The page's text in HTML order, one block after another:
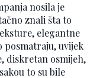
nosila je
znali šta to
elegantne
posmatraju, uvijek
diskretan osmijeh,
to su bile